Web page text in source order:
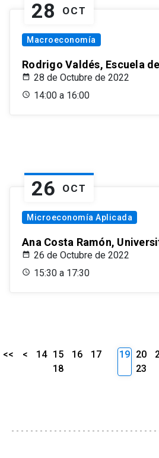
28 OCT
Macroeconomía
Rodrigo Valdés, Escuela
28 de Octubre de 2022
14:00 a 16:00
26 OCT
Microeconomía Aplicada
Ana Costa Ramón,
26 de Octubre de 2022
15:30 a 17:30
<< < 14 15 16
17
18
19 20
23